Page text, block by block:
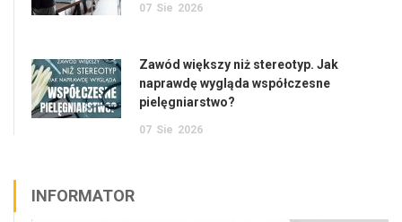
07 Sie 2026
Zawód większy niż stereotyp. Jak
naprawdę wygląda współczesne
pielęgniarstwo?
07 Sie 2026
INFORMATOR